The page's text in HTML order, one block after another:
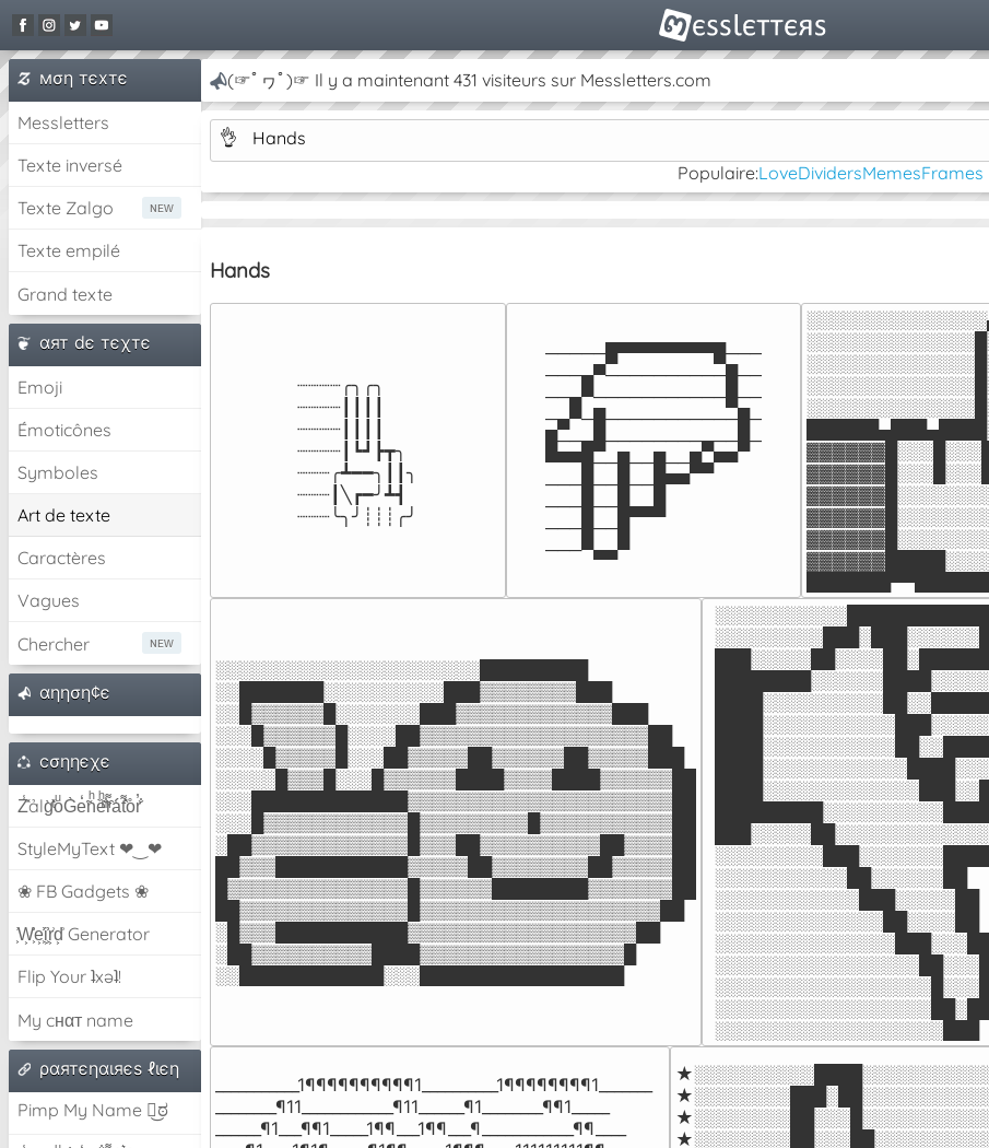
мση тєxтє
Messletters
Texte inversé
Texte Zalgo
Texte empilé
Grand texte
αят dє тєχтє
Emoji
Émoticônes
Symboles
Art de texte
Caractères
Vagues
Chercher
αηηση¢є
cσηηєχє
Z̾̽ảlg̀͐ͭ̽oͧG̀e̒̃nͪȅͪͫ̏̐r͌̑á͑t͌̑͛o̊r̓̐
StyleMyText ❤‿❤
❀ FB Gadgets ❀
͕͗W͕͕͗͗e͕͕͗͗i͕͕͗͗r͕͗d͕͗ Generator
Flip Your ʇxəʇ!
My cнαт name
ραятєηαιяєѕ ℓιєη
Pimp My Name ಠ͜ಠ
(☞ﾟヮﾟ)☞ Il y a maintenant 431 visiteurs sur Messletters.com
👌
Hands
Populaire:LoveDividersMemesFrames
Hands
┈┈┈┈╭╮╭╮
┈┈┈┈┃┃┃┃
┈┈┈┈┃┃┃┃
┈┈┈┈┃┗┛┣┳╮
┈┈┈╭┻━━╮┃┃╮
┈┈┈┃╲┏━╯┻┫
┈┈┈╰╮╯┊┊┊╭╯
─────█▀▀▀▀▀▀▀▀█───
───▄▀──────────█──
──▄▀───────────█──
─▄▀─█───────────█─
█──▄█────────▄──█─
▀▀▀█──█──█──█▄▀▀
───█──█──█▀▀
───█──█▄▄█
───█──█
───▀▄▄▀
░░░░░░░░░░░░░░░░░░░░░░█████████
░░███████░░░░░░░░░░███▒▒▒▒▒▒▒▒███
░░█▒▒▒▒▒▒█░░░░░░░███▒▒▒▒▒▒▒▒▒▒▒▒▒███
░░░█▒▒▒▒▒▒█░░░░██▒▒▒▒▒▒▒▒▒▒▒▒▒▒▒▒▒▒▒██
░░░░█▒▒▒▒▒█░░░██▒▒▒▒▒██▒▒▒▒▒▒██▒▒▒▒▒███
░░░░░█▒▒▒█░░░█▒▒▒▒▒▒████▒▒▒▒████▒▒▒▒▒▒██
░░░█████████████▒▒▒▒▒▒▒▒▒▒▒▒▒▒▒▒▒▒▒▒▒▒██
░░░█▒▒▒▒▒▒▒▒▒▒▒▒█▒▒▒▒▒▒▒▒▒█▒▒▒▒▒▒▒▒▒▒▒██
░██▒▒▒▒▒▒▒▒▒▒▒▒▒█▒▒▒██▒▒▒▒▒▒▒▒▒▒██▒▒▒▒██
██▒▒▒███████████▒▒▒▒▒██▒▒▒▒▒▒▒▒██▒▒▒▒▒██
█▒▒▒▒▒▒▒▒▒▒▒▒▒▒▒█▒▒▒▒▒▒████████▒▒▒▒▒▒▒██
██▒▒▒▒▒▒▒▒▒▒▒▒▒▒█▒▒▒▒▒▒▒▒▒▒▒▒▒▒▒▒▒▒▒▒██
░█▒▒▒███████████▒▒▒▒▒▒▒▒▒▒▒▒▒▒▒▒▒▒▒██
░██▒▒▒▒▒▒▒▒▒▒████▒▒▒▒▒▒▒▒▒▒▒▒▒▒▒▒▒█
░░████████████░░░█████████████████
░░░░░░░░░░░██░░░░░░██
░░░░░░░░░░░░███░░░░░██
░░░░░░░░░░░░░░██░░░░██
░░░░░░░░░░░░░░░███░░░██
░░░░░░░░░░░░░░░░░██░░░█
░░░░░░░░░░░░░░░░░░█░░░█
░░░░░░░░░░░░░░░░░░██░██
░░░░░░░░░░░░░░░░░░░███
___________1¶¶¶¶¶¶¶¶¶¶1__________1¶¶¶¶¶¶¶¶1_______
________¶11____________¶11______¶1________¶¶1_____
______¶1___¶¶1_____1¶¶___1¶¶___¶____________¶¶____